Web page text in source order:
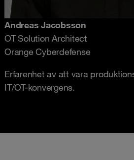
Andreas Jacobsson
OT Solution Architect
Orange Cyberdefense
Erfarenhet av att vara
IT/OT-konvergens.